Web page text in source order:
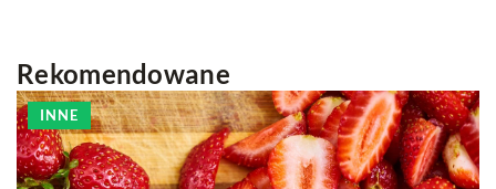
Rekomendowane
INNE